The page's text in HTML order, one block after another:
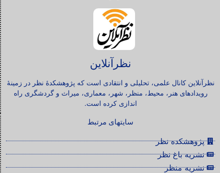
نظرآنلاین
نظرآنلاین کانال علمی، تحلیلی و انتقادی است که پژوهشکدۀ نظر در زمینۀ
رویدادهای هنر، محیط، منظر، شهر، معماری، میراث و گردشگری راه
اندازی کرده است.
سایتهای مرتبط
پژوهشکده نظر
نشریه باغ نظر
نشریه منظر